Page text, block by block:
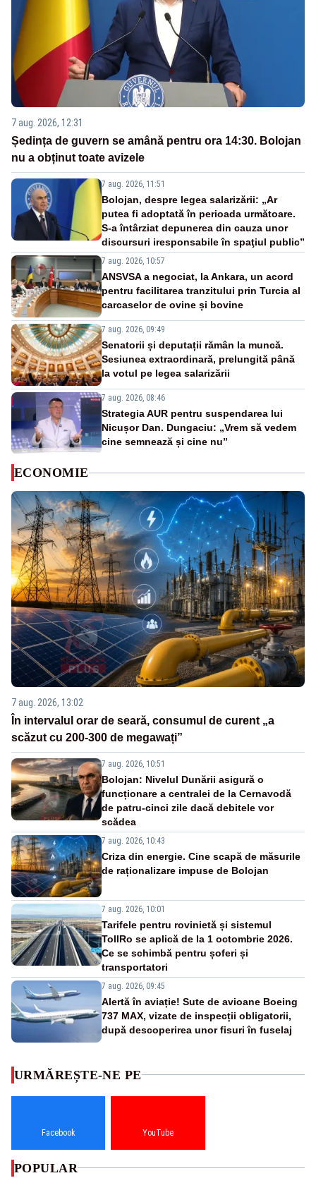
7 aug. 2026, 12:31
Ședința de guvern se amână pentru ora 14:30. Bolojan
nu a obținut toate avizele
7 aug. 2026, 11:51
Bolojan, despre legea salarizării: „Ar
putea fi adoptată în perioada următoare.
S-a întârziat depunerea din cauza unor
discursuri iresponsabile în spaţiul public”
7 aug. 2026, 10:57
ANSVSA a negociat, la Ankara, un acord
pentru facilitarea tranzitului prin Turcia al
carcaselor de ovine și bovine
7 aug. 2026, 09:49
Senatorii și deputații rămân la muncă.
Sesiunea extraordinară, prelungită până
la votul pe legea salarizării
7 aug. 2026, 08:46
Strategia AUR pentru suspendarea lui
Nicușor Dan. Dungaciu: „Vrem să vedem
cine semnează și cine nu”
ECONOMIE
7 aug. 2026, 13:02
În intervalul orar de seară, consumul de curent „a
scăzut cu 200-300 de megawați”
7 aug. 2026, 10:51
Bolojan: Nivelul Dunării asigură o
funcționare a centralei de la Cernavodă
de patru-cinci zile dacă debitele vor
scădea
7 aug. 2026, 10:43
Criza din energie. Cine scapă de măsurile
de raționalizare impuse de Bolojan
7 aug. 2026, 10:01
Tarifele pentru rovinietă și sistemul
TollRo se aplică de la 1 octombrie 2026.
Ce se schimbă pentru șoferi și
transportatori
7 aug. 2026, 09:45
Alertă în aviație! Sute de avioane Boeing
737 MAX, vizate de inspecții obligatorii,
după descoperirea unor fisuri în fuselaj
URMĂREȘTE-NE PE
Facebook YouTube
POPULAR